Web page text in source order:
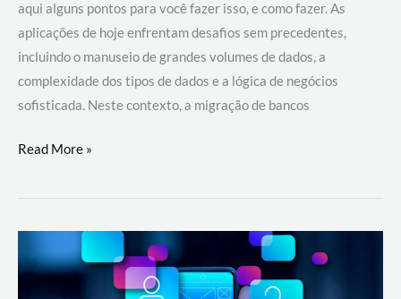
aqui alguns pontos para você fazer isso, e como fazer. As
aplicações de hoje enfrentam desafios sem precedentes,
incluindo o manuseio de grandes volumes de dados, a
complexidade dos tipos de dados e a lógica de negócios
sofisticada. Neste contexto, a migração de bancos
Por
migrar
de
Read More »